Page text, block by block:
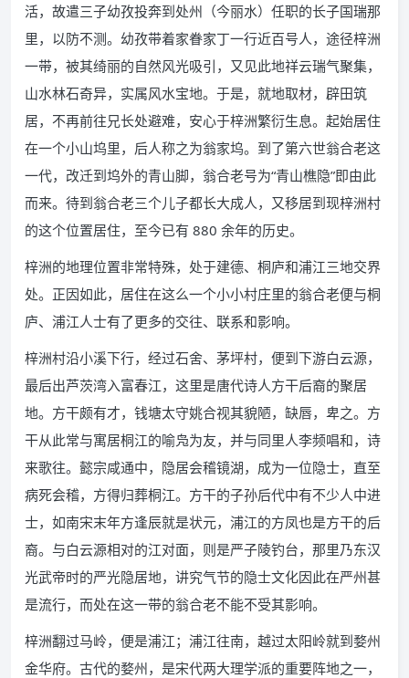
活，故遣三子幼孜投奔到处州（今丽水）任职的长子国瑞那
里，以防不测。幼孜带着家眷家丁一行近百号人，途径梓洲
一带，被其绮丽的自然风光吸引，又见此地祥云瑞气聚集，
山水林石奇异，实属风水宝地。于是，就地取材，辟田筑
居，不再前往兄长处避难，安心于梓洲繁衍生息。起始居住
在一个小山坞里，后人称之为翁家坞。到了第六世翁合老这
一代，改迁到坞外的青山脚，翁合老号为“青山樵隐”即由此
而来。待到翁合老三个儿子都长大成人，又移居到现梓洲村
的这个位置居住，至今已有 880 余年的历史。
梓洲的地理位置非常特殊，处于建德、桐庐和浦江三地交界
处。正因如此，居住在这么一个小小村庄里的翁合老便与桐
庐、浦江人士有了更多的交往、联系和影响。
梓洲村沿小溪下行，经过石舍、茅坪村，便到下游白云源，
最后出芦茨湾入富春江，这里是唐代诗人方干后裔的聚居
地。方干颇有才，钱塘太守姚合视其貌陋，缺唇，卑之。方
干从此常与寓居桐江的喻凫为友，并与同里人李频唱和，诗
来歌往。懿宗咸通中，隐居会稽镜湖，成为一位隐士，直至
病死会稽，方得归葬桐江。方干的子孙后代中有不少人中进
士，如南宋末年方逢辰就是状元，浦江的方凤也是方干的后
裔。与白云源相对的江对面，则是严子陵钓台，那里乃东汉
光武帝时的严光隐居地，讲究气节的隐士文化因此在严州甚
是流行，而处在这一带的翁合老不能不受其影响。
梓洲翻过马岭，便是浦江；浦江往南，越过太阳岭就到婺州
金华府。古代的婺州，是宋代两大理学派的重要阵地之一，